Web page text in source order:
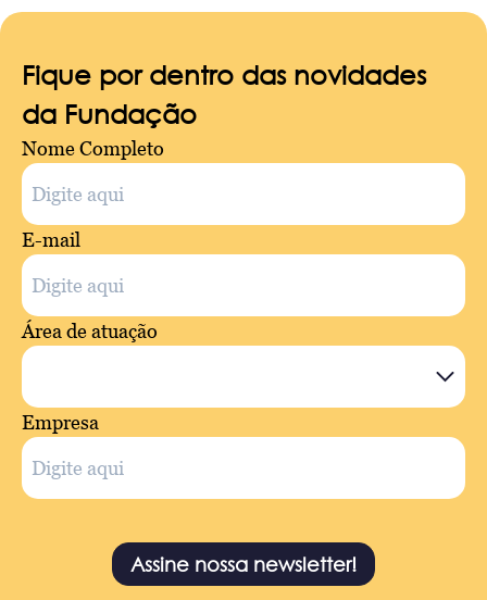
Fique por dentro das novidades
da Fundação
Nome Completo
E-mail
Área de atuação
Empresa
Assine nossa newsletter!